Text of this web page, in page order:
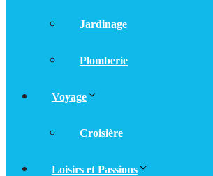
Jardinage
Plomberie
Voyage
Croisière
Loisirs et Passions